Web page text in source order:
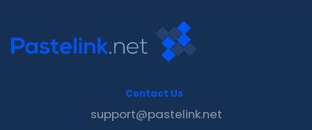
Contact Us
support@pastelink.net